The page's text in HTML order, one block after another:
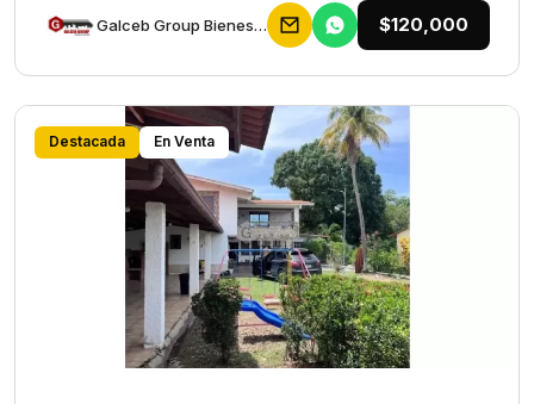
Galceb Group Bienes Raices $120,000
Destacada En Venta